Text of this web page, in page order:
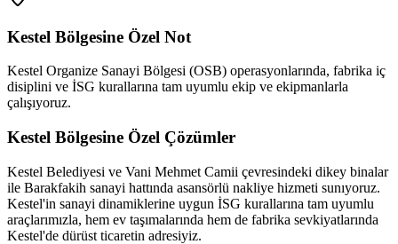
Kestel Bölgesine Özel Not
Kestel Organize Sanayi Bölgesi (OSB) operasyonlarında, fabrika iç
disiplini ve İSG kurallarına tam uyumlu ekip ve ekipmanlarla
çalışıyoruz.
Kestel Bölgesine Özel Çözümler
Kestel Belediyesi ve Vani Mehmet Camii çevresindeki dikey binalar
ile Barakfakih sanayi hattında asansörlü nakliye hizmeti sunıyoruz.
Kestel'in sanayi dinamiklerine uygun İSG kurallarına tam uyumlu
araçlarımızla, hem ev taşımalarında hem de fabrika sevkiyatlarında
Kestel'de dürüst ticaretin adresiyiz.